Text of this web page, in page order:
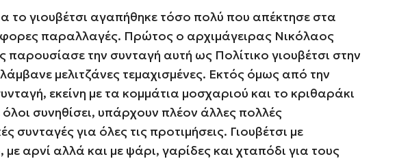
το γιουβέτσι αγαπήθηκε τόσο πολύ που απέκτησε στα
παραλλαγές. Πρώτος ο αρχιμάγειρας Νικόλαος
παρουσίασε την συνταγή αυτή ως Πολίτικο γιουβέτσι στην
μελιτζάνες τεμαχισμένες. Εκτός όμως από την
εκείνη με τα κομμάτια μοσχαριού και το κριθαράκι
συνηθίσει, υπάρχουν πλέον άλλες πολλές
συνταγές για όλες τις προτιμήσεις. Γιουβέτσι με
, με αρνί αλλά και με ψάρι, γαρίδες και χταπόδι για τους